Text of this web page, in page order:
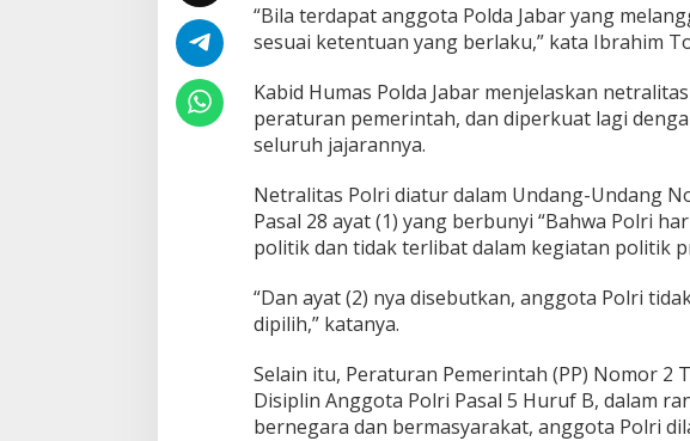
“Bila terdapat anggota Polda Jabar yang
sesuai ketentuan yang berlaku,” kata Ibrahim
Kabid Humas Polda Jabar menjelaskan
peraturan pemerintah, dan diperkuat lagi
seluruh jajarannya.
Netralitas Polri diatur dalam Undang-Undang
Pasal 28 ayat (1) yang berbunyi “Bahwa Polri
politik dan tidak terlibat dalam kegiatan politik
“Dan ayat (2) nya disebutkan, anggota Polri
dipilih,” katanya.
Selain itu, Peraturan Pemerintah (PP) Nomor 2
Disiplin Anggota Polri Pasal 5 Huruf B, dalam
bernegara dan bermasyarakat, anggota Polri